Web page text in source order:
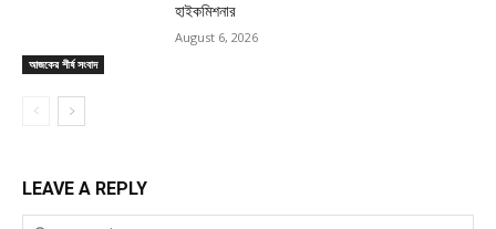
আজকের শীর্ষ সংবাদ
হাইকমিশনার
August 6, 2026
LEAVE A REPLY